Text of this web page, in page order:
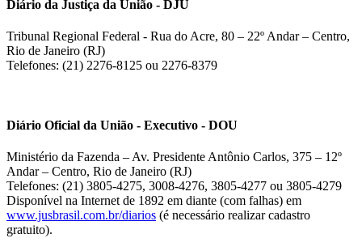
Diário da Justiça da União - DJU
Tribunal Regional Federal - Rua do Acre, 80 – 22º Andar – Centro,
Rio de Janeiro (RJ)
Telefones: (21) 2276-8125 ou 2276-8379
Diário Oficial da União - Executivo - DOU
Ministério da Fazenda – Av. Presidente Antônio Carlos, 375 – 12º
Andar – Centro, Rio de Janeiro (RJ)
Telefones: (21) 3805-4275, 3008-4276, 3805-4277 ou 3805-4279
Disponível na Internet de 1892 em diante (com falhas) em
www.jusbrasil.com.br/diarios (é necessário realizar cadastro
gratuito).